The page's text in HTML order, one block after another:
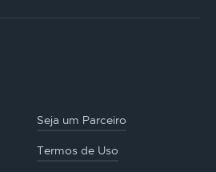
Seja um Parceiro
Termos de Uso